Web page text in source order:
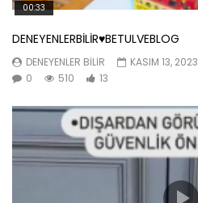
00:33
DENEYENLERBİLİR♥️BETULVEBLOG
DENEYENLER BILIR
KASIM 13, 2023
0
510 13